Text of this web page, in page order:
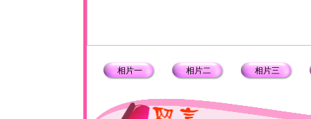
相片一 相片二 相片三